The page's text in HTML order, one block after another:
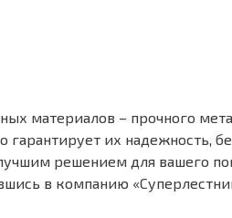
материалов – прочного
их надежность,
решением для вашего
в компанию